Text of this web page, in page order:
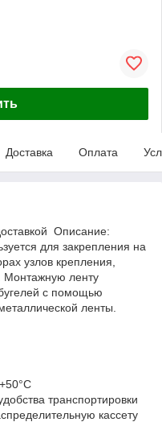
Доставка Оплата
Описание:
для закрепления на
узлов крепления,
Монтажную ленту
с помощью
ленты.
транспортировки
кассету